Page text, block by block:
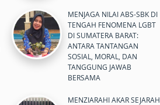
MENJAGA NILAI ABS-SBK DI
TENGAH FENOMENA LGBT
DI SUMATERA BARAT:
ANTARA TANTANGAN
SOSIAL, MORAL, DAN
TANGGUNG JAWAB
BERSAMA
MENZIARAHI AKAR SEJARAH